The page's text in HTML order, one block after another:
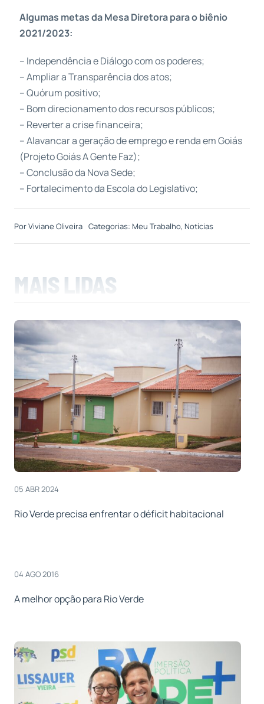
Algumas metas da Mesa Diretora para o biênio
2021/2023:
– Independência e Diálogo com os poderes;
– Ampliar a Transparência dos atos;
– Quórum positivo;
– Bom direcionamento dos recursos públicos;
– Reverter a crise financeira;
– Alavancar a geração de emprego e renda em Goiás
(Projeto Goiás A Gente Faz);
– Conclusão da Nova Sede;
– Fortalecimento da Escola do Legislativo;
PorViviane Oliveira Categorias: Meu Trabalho, Notícias
MAIS LIDAS
05 ABR 2024
Rio Verde precisa enfrentar o déficit habitacional
04 AGO 2016
A melhor opção para Rio Verde